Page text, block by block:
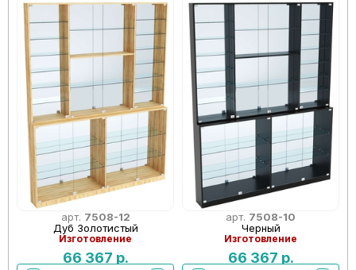
арт. 7508-12
Дуб Золотистый
Изготовление
66 367 р.
арт. 7508-10
Черный
Изготовление
66 367 р.